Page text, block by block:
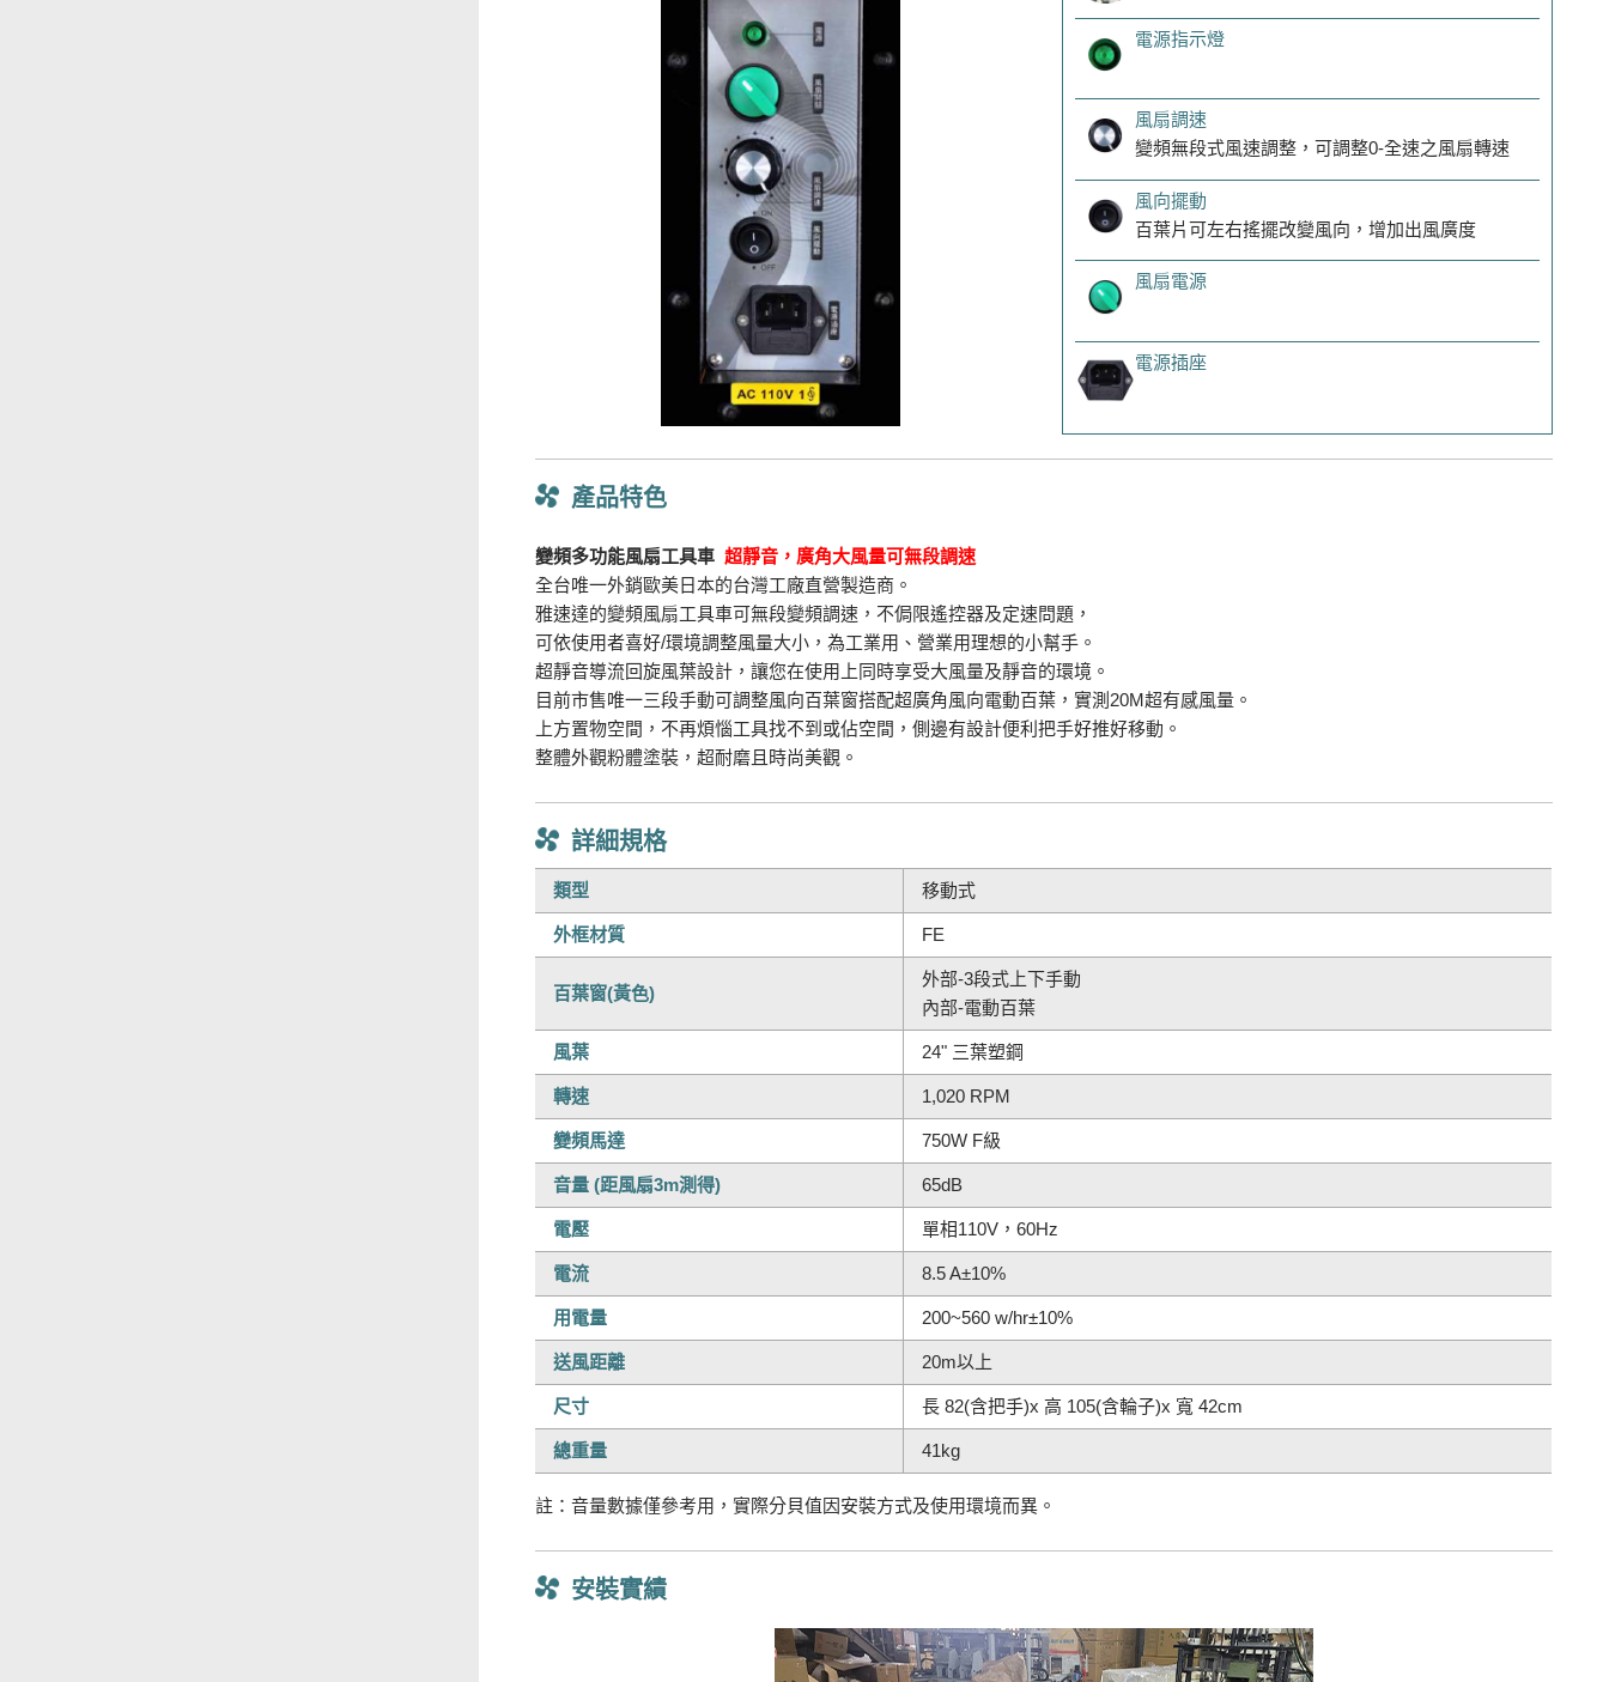
電源指示燈
風扇調速
變頻無段式風速調整，可調整0-全速之風扇轉速
風向擺動
百葉片可左右搖擺改變風向，增加出風廣度
風扇電源
電源插座
產品特色
變頻多功能風扇工具車超靜音，廣角大風量可無段調速
全台唯一外銷歐美日本的台灣工廠直營製造商。
雅速達的變頻風扇工具車可無段變頻調速，不侷限遙控器及定速問題，
可依使用者喜好/環境調整風量大小，為工業用、營業用理想的小幫手。
超靜音導流回旋風葉設計，讓您在使用上同時享受大風量及靜音的環境。
目前市售唯一三段手動可調整風向百葉窗搭配超廣角風向電動百葉，實測20M超有感風量。
上方置物空間，不再煩惱工具找不到或佔空間，側邊有設計便利把手好推好移動。
整體外觀粉體塗裝，超耐磨且時尚美觀。
詳細規格
類型 移動式
外框材質 FE
百葉窗(黃色)
外部-3段式上下手動
內部-電動百葉
風葉 24" 三葉塑鋼
轉速 1,020 RPM
變頻馬達 750W F級
音量 (距風扇3m測得) 65dB
電壓 單相110V，60Hz
電流 8.5 A±10%
用電量 200~560 w/hr±10%
送風距離 20m以上
尺寸 長 82(含把手)x 高 105(含輪子)x 寬 42cm
總重量 41kg
註：音量數據僅參考用，實際分貝值因安裝方式及使用環境而異。
安裝實績